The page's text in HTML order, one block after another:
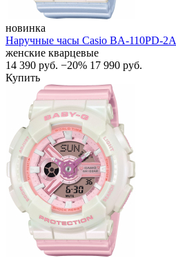
новинка
Наручные часы Casio BA-110PD-2A
женские кварцевые
14 390 руб. −20% 17 990 руб.
Купить